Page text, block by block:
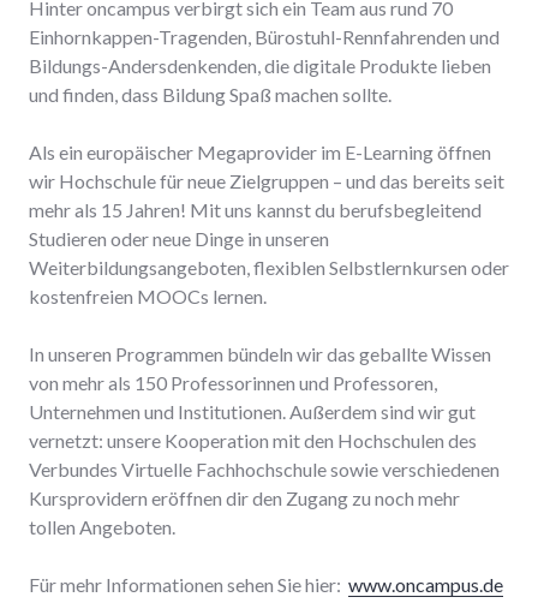
Hinter oncampus verbirgt sich ein Team aus rund 70
Einhornkappen-Tragenden, Bürostuhl-Rennfahrenden und
Bildungs-Andersdenkenden, die digitale Produkte lieben
und finden, dass Bildung Spaß machen sollte.
Als ein europäischer Megaprovider im E-Learning öffnen
wir Hochschule für neue Zielgruppen – und das bereits seit
mehr als 15 Jahren! Mit uns kannst du berufsbegleitend
Studieren oder neue Dinge in unseren
Weiterbildungsangeboten, flexiblen Selbstlernkursen oder
kostenfreien MOOCs lernen.
In unseren Programmen bündeln wir das geballte Wissen
von mehr als 150 Professorinnen und Professoren,
Unternehmen und Institutionen. Außerdem sind wir gut
vernetzt: unsere Kooperation mit den Hochschulen des
Verbundes Virtuelle Fachhochschule sowie verschiedenen
Kursprovidern eröffnen dir den Zugang zu noch mehr
tollen Angeboten.
Für mehr Informationen sehen Sie hier: www.oncampus.de